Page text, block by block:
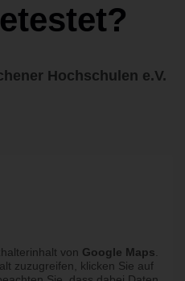
Hochschulen e.V.
von Google Maps.
zuzugreifen, klicken Sie auf